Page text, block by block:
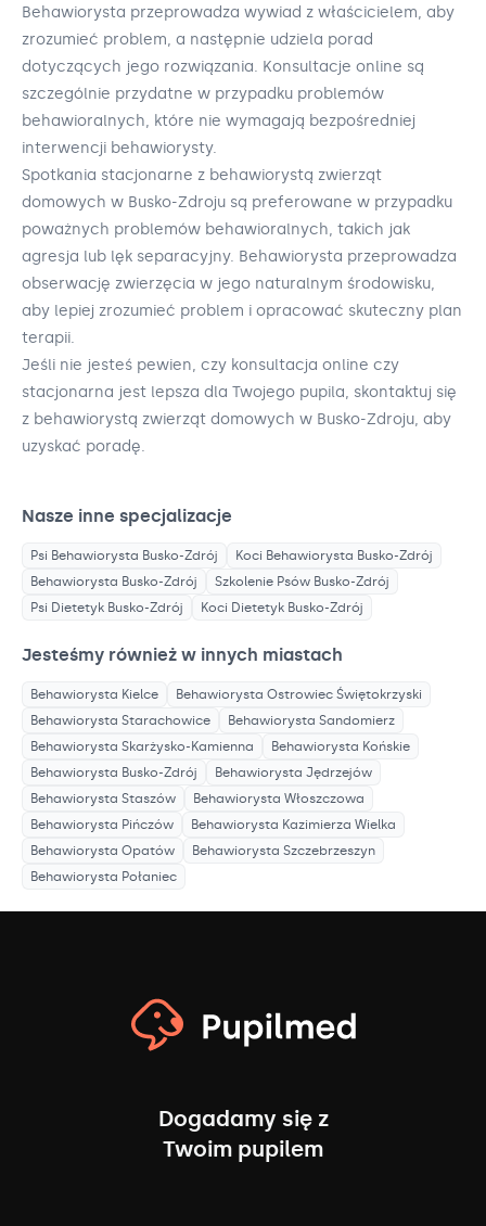
Behawiorysta przeprowadza wywiad z właścicielem, aby
zrozumieć problem, a następnie udziela porad
dotyczących jego rozwiązania. Konsultacje online są
szczególnie przydatne w przypadku problemów
behawioralnych, które nie wymagają bezpośredniej
interwencji behawiorysty.
Spotkania stacjonarne z behawiorystą zwierząt
domowych w Busko-Zdroju są preferowane w przypadku
poważnych problemów behawioralnych, takich jak
agresja lub lęk separacyjny. Behawiorysta przeprowadza
obserwację zwierzęcia w jego naturalnym środowisku,
aby lepiej zrozumieć problem i opracować skuteczny plan
terapii.
Jeśli nie jesteś pewien, czy konsultacja online czy
stacjonarna jest lepsza dla Twojego pupila, skontaktuj się
z behawiorystą zwierząt domowych w Busko-Zdroju, aby
uzyskać poradę.
Nasze inne specjalizacje
Psi Behawiorysta Busko-Zdrój Koci Behawiorysta Busko-Zdrój
Behawiorysta Busko-Zdrój Szkolenie Psów Busko-Zdrój
Psi Dietetyk Busko-Zdrój Koci Dietetyk Busko-Zdrój
Jesteśmy również w innych miastach
Behawiorysta Kielce Behawiorysta Ostrowiec Świętokrzyski
Behawiorysta Starachowice Behawiorysta Sandomierz
Behawiorysta Skarżysko-Kamienna Behawiorysta Końskie
Behawiorysta Busko-Zdrój Behawiorysta Jędrzejów
Behawiorysta Staszów Behawiorysta Włoszczowa
Behawiorysta Pińczów Behawiorysta Kazimierza Wielka
Behawiorysta Opatów Behawiorysta Szczebrzeszyn
Behawiorysta Połaniec
Dogadamy się z
Twoim pupilem